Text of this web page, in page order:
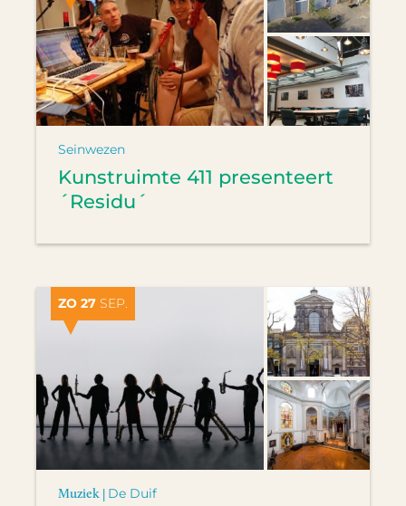
Seinwezen
Kunstruimte 411 presenteert
´Residu´
ZO 27 SEP.
Muziek | De Duif